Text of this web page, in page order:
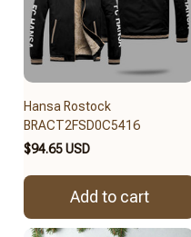
Hansa Rostock
BRACT2FSD0C5416
$94.65 USD
Add to cart